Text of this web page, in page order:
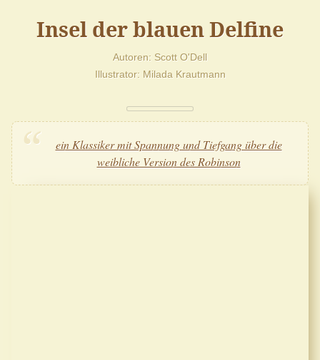
Insel der blauen Delfine
Autoren Scott O'Dell
Illustrator Milada Krautmann
ein Klassiker mit Spannung und Tiefgang über die
weibliche Version des Robinson